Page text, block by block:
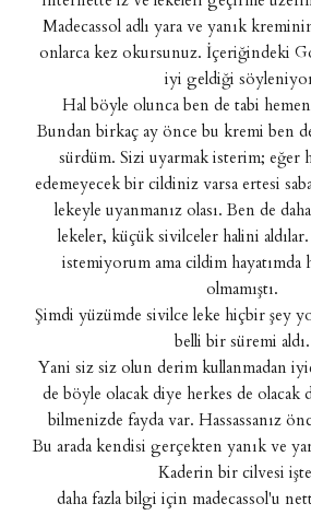
Madecassol adlı yara ve yanık
onlarca kez okursunuz. İçeriğindeki
iyi geldiği
Hal böyle olunca ben de tabi
Bundan birkaç ay önce bu kremi ben
sürdüm. Sizi uyarmak isterim; eğer
edemeyecek bir cildiniz varsa ertesi
lekeyle uyanmanız olası. Ben de
lekeler, küçük sivilceler halini
istemiyorum ama cildim hayatımda
olmamıştı.
Şimdi yüzümde sivilce leke hiçbir şey
belli bir süremi aldı.
Yani siz siz olun derim kullanmadan
de böyle olacak diye herkes de olacak
bilmenizde fayda var. Hassassanız
Bu arada kendisi gerçekten yanık ve
Kaderin bir cilvesi
daha fazla bilgi için madecassol'u